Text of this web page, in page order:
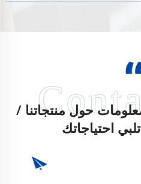
حول منتجاتنا /
احتياجاتك